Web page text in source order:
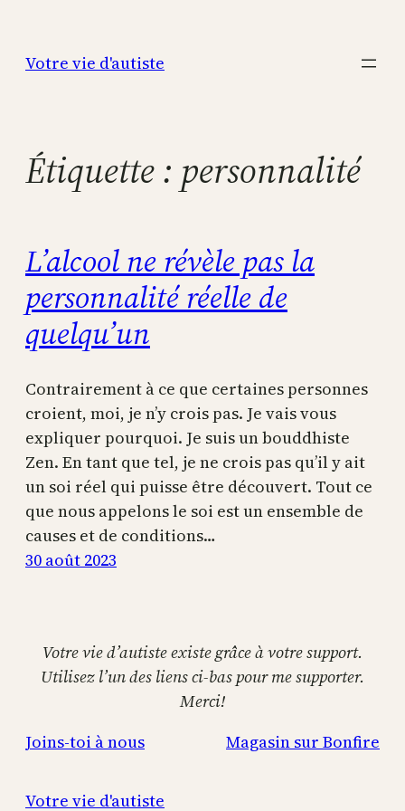
contenu
Votre vie d'autiste
Étiquette : personnalité
L’alcool ne révèle pas la
personnalité réelle de
quelqu’un
Contrairement à ce que certaines personnes
croient, moi, je n’y crois pas. Je vais vous
expliquer pourquoi. Je suis un bouddhiste
Zen. En tant que tel, je ne crois pas qu’il y ait
un soi réel qui puisse être découvert. Tout ce
que nous appelons le soi est un ensemble de
causes et de conditions…
30 août 2023
Votre vie d’autiste existe grâce à votre support.
Utilisez l’un des liens ci-bas pour me supporter.
Merci!
Joins-toi à nous
Magasin sur Bonfire
Votre vie d'autiste